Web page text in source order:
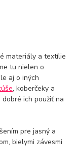
materiály a textílie
tu nielen o
aj o iných
, koberčeky a
ich použiť na
pre jasný a
bielymi závesmi